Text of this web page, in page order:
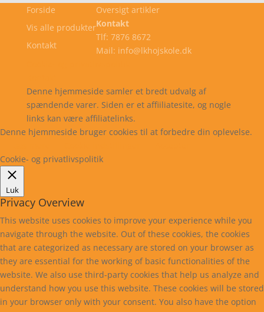
Forside
Vis alle produkter
Kontakt
Oversigt artikler
Kontakt
Tlf: 7876 8672
Mail: info@lkhojskole.dk
Denne hjemmeside samler et bredt udvalg af
spændende varer. Siden er et affiiliatesite, og nogle
links kan være affiliatelinks.
Denne hjemmeside bruger cookies til at forbedre din oplevelse.
Cookie- og privatlivspolitik
Luk
Privacy Overview
This website uses cookies to improve your experience while you
navigate through the website. Out of these cookies, the cookies
that are categorized as necessary are stored on your browser as
they are essential for the working of basic functionalities of the
website. We also use third-party cookies that help us analyze and
understand how you use this website. These cookies will be stored
in your browser only with your consent. You also have the option